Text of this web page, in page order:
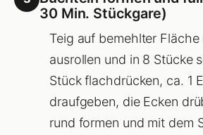
30 Min. Stückgare)
Teig auf bemehlter
ausrollen und in 8 Stücke
Stück flachdrücken, ca. 1
draufgeben, die Ecken
rund formen und mit dem